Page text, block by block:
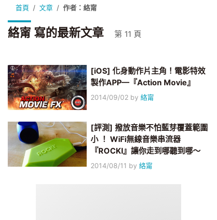
首頁 文章 作者：絡甯
絡甯 寫的最新文章 第 11 頁
[iOS] 化身動作片主角！電影特效
製作APP—『Action Movie』
2014/09/02 by絡甯
[評測] 撥放音樂不怕藍芽覆蓋範圍
小 ！ WiFi無線音樂串流器
『ROCKI』讓你走到哪聽到哪～
2014/08/11 by絡甯